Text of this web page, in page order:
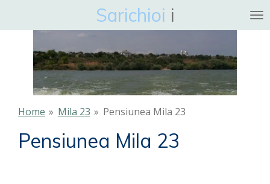
hoofdinhoud
Sarichioi i
Home » Mila 23 » Pensiunea Mila 23
Pensiunea Mila 23